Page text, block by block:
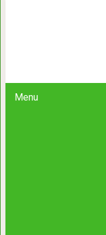
Menu
25